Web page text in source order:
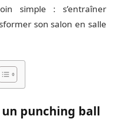
simple : s’entraîner
son salon en salle
punching ball